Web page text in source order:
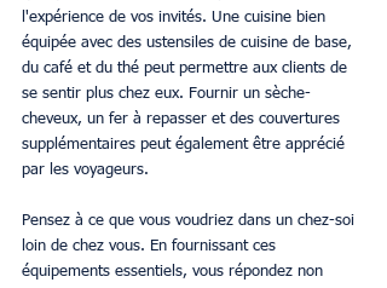
l'expérience de vos invités. Une cuisine bien
équipée avec des ustensiles de cuisine de base,
du café et du thé peut permettre aux clients de
se sentir plus chez eux. Fournir un sèche-
cheveux, un fer à repasser et des couvertures
supplémentaires peut également être apprécié
par les voyageurs.
Pensez à ce que vous voudriez dans un chez-soi
loin de chez vous. En fournissant ces
équipements essentiels, vous répondez non